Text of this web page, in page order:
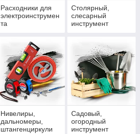
Расходники для
электроинструмен
та
Столярный,
слесарный
инструмент
Нивелиры,
дальномеры,
штангенциркули
Садовый,
огородный
инструмент